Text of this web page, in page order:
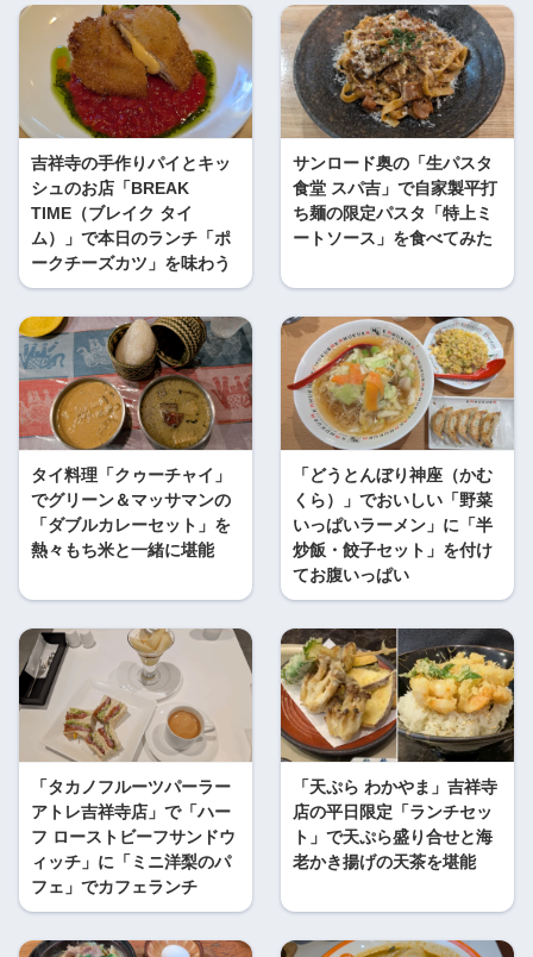
吉祥寺の手作りパイとキッ
シュのお店「BREAK
TIME（ブレイク タイ
ム）」で本日のランチ「ポ
ークチーズカツ」を味わう
サンロード奥の「生パスタ
食堂 スパ吉」で自家製平打
ち麺の限定パスタ「特上ミ
ートソース」を食べてみた
タイ料理「クゥーチャイ」
でグリーン＆マッサマンの
「ダブルカレーセット」を
熱々もち米と一緒に堪能
「どうとんぼり神座（かむ
くら）」でおいしい「野菜
いっぱいラーメン」に「半
炒飯・餃子セット」を付け
てお腹いっぱい
「タカノフルーツパーラー
アトレ吉祥寺店」で「ハー
フ ローストビーフサンドウ
ィッチ」に「ミニ洋梨のパ
フェ」でカフェランチ
「天ぷら わかやま」吉祥寺
店の平日限定「ランチセッ
ト」で天ぷら盛り合せと海
老かき揚げの天茶を堪能